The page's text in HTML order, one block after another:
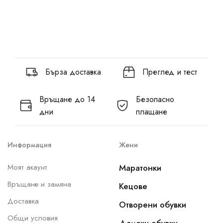
Бърза доставка Преглед и тест
Връщане до 14
дни
Безопасно
плащане
Информация
Моят акаунт
Връщане и замяна
Доставка
Общи условия
Жени
Маратонки
Кецове
Отворени обувки